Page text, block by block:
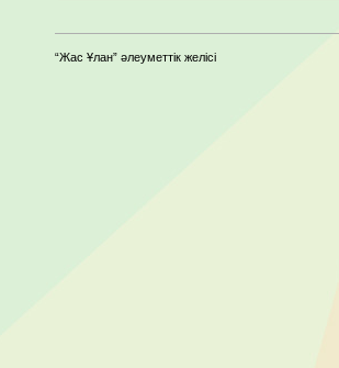
“Жас Ұлан” әлеуметтік желісі